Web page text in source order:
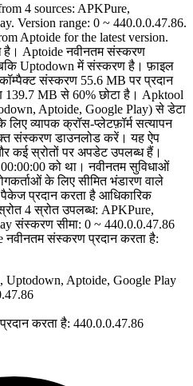
4 sources: APKPure,
Version range: 0 ~ 440.0.0.47.86.
Aptoide for the latest version.
है। Aptoide नवीनतम संस्करण
Uptodown में संस्करण है। फ़ाइल
संस्करण 55.6 MB पर प्रदान
MB से 60% छोटा है। Apktool
Aptoide, Google Play) से डेटा
व्यापक क्रॉस-प्लेटफ़ॉर्म सत्यापन
संस्करण डाउनलोड करें। यह ऐप
कई स्रोतों पर अपडेट उपलब्ध हैं।
को था। नवीनतम सुविधाओं
के लिए सीमित भंडारण वाले
प्रदान करता है आधिकारिक
4 स्रोत उपलब्ध: APKPure,
संस्करण सीमा: 0 ~ 440.0.0.47.86
संस्करण प्रदान करता है:
Uptodown, Aptoide, Google Play
करता है: 440.0.0.47.86